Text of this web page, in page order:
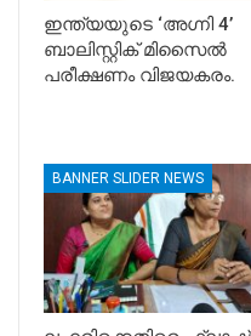
ഇന്ത്യയുടെ ‘അഗ്നി 4’
ബാലിസ്റ്റിക് മിസൈൽ
പരീക്ഷണം വിജയകരം.
BANNER SLIDER NEWS